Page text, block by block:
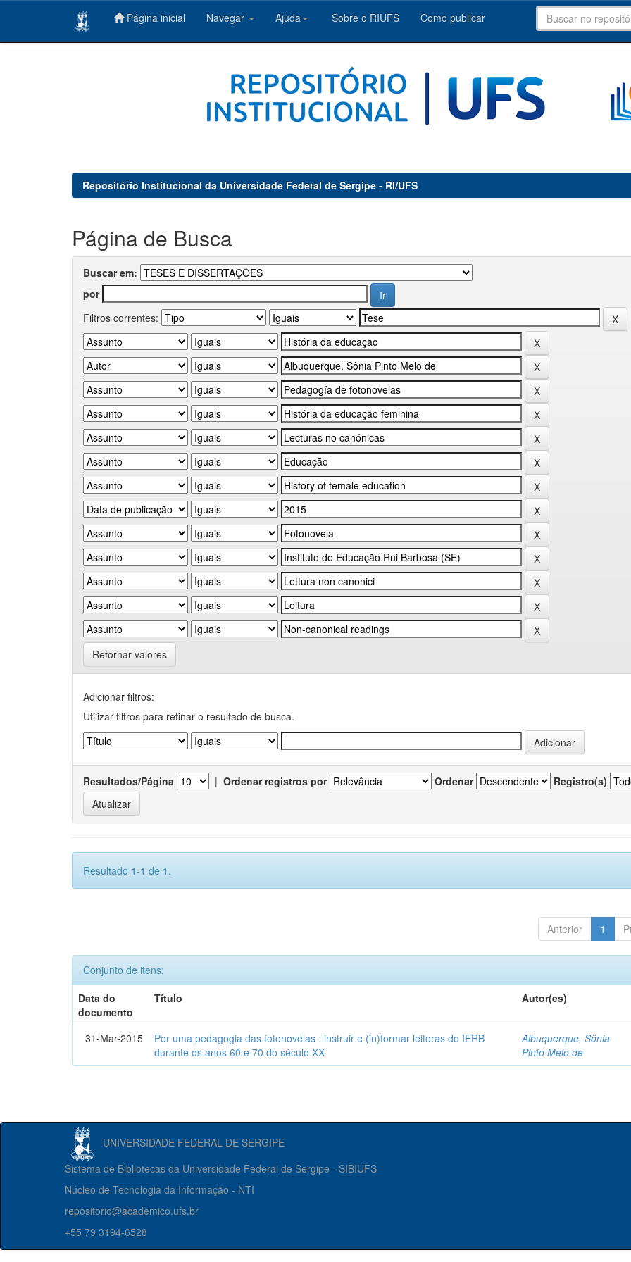
Página inicial Navegar Ajuda Sobre o RIUFS Como publicar
Repositório Institucional da Universidade Federal de Sergipe - RI/UFS
Página de Busca
Buscar em:
por
Filtros correntes:
Retornar valores
Adicionar filtros:
Utilizar filtros para refinar o resultado de busca.
Resultados/Página | Ordenar registros por Ordenar Registro(s)
Resultado 1-1 de 1.
Anterior 1
Conjunto de itens:
Data do
documento
Título Autor(es)
31-Mar-2015
Por uma pedagogia das fotonovelas : instruir e (in)formar leitoras do IERB
durante os anos 60 e 70 do século XX
Albuquerque, Sônia
Pinto Melo de
UNIVERSIDADE FEDERAL DE SERGIPE
Sistema de Bibliotecas da Universidade Federal de Sergipe - SIBIUFS
Núcleo de Tecnologia da Informação - NTI
repositorio@academico.ufs.br
+55 79 3194-6528